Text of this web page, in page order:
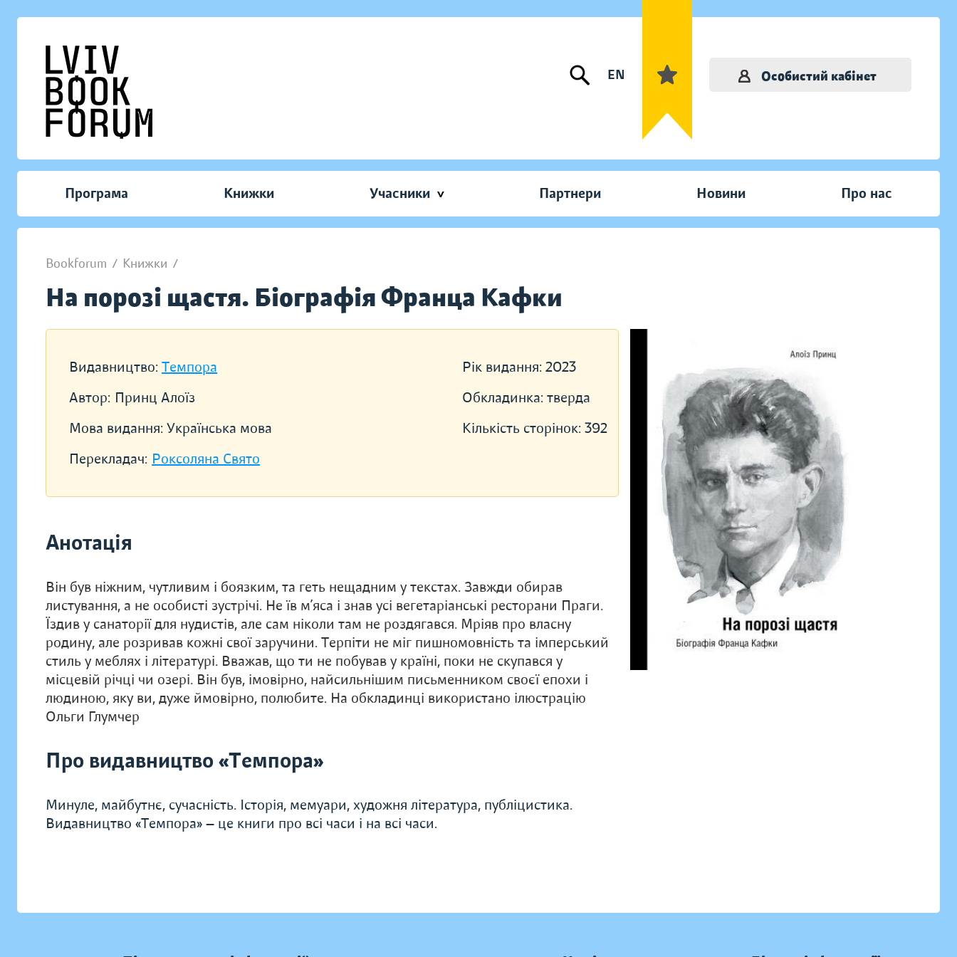
EN Особистий кабінет
Програма Книжки Учасники Партнери Новини Про нас
Bookforum / Книжки /
На порозі щастя. Біографія Франца Кафки
Видавництво: Темпора
Автор: Принц Алоїз
Мова видання: Українська мова
Перекладач: Роксоляна Свято
Рік видання: 2023
Обкладинка: тверда
Кількість сторінок: 392
Анотація
Він був ніжним, чутливим і боязким, та геть нещадним у текстах. Завжди обирав
листування, а не особисті зустрічі. Не їв м’яса і знав усі вегетаріанські ресторани Праги.
Їздив у санаторії для нудистів, але сам ніколи там не роздягався. Мріяв про власну
родину, але розривав кожні свої заручини. Терпіти не міг пишномовність та імперський
стиль у меблях і літературі. Вважав, що ти не побував у країні, поки не скупався у
місцевій річці чи озері. Він був, імовірно, найсильнішим письменником своєї епохи і
людиною, яку ви, дуже ймовірно, полюбите. На обкладинці використано ілюстрацію
Ольги Глумчер
Про видавництво «Темпора»
Минуле, майбутнє, сучасність. Історія, мемуари, художня література, публіцистика.
Видавництво «Темпора» — це книги про всі часи і на всі часи.